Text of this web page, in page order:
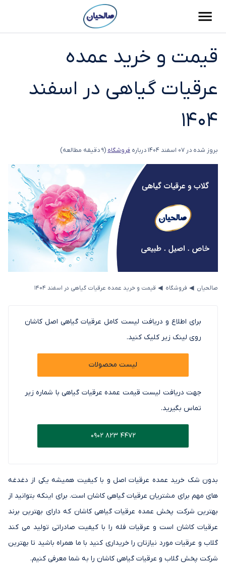
قیمت و خرید عمده
عرقیات گیاهی در اسفند
1404
بروز شده در 07 اسفند 1404 درباره فروشگاه (9 دقیقه مطالعه)
صالحیان ◂ فروشگاه ◂ قیمت و خرید عمده عرقیات گیاهی در اسفند 1404
برای اطلاع و دریافت لیست کامل عرقیات گیاهی اصل کاشان
روی لینک زیر کلیک کنید.
لیست محصولات
جهت دریافت لیست قیمت عمده عرقیات گیاهی با شماره زیر
تماس بگیرید.
0902 823 4472
بدون شک خرید عمده عرقیات اصل و با کیفیت همیشه یکی از دغدغه
های مهم برای مشتریان عرقیات گیاهی کاشان است. برای اینکه بتوانید از
بهترین شرکت پخش عمده عرقیات گیاهی کاشان که دارای بهترین برند
عرقیات کاشان است و عرقیات فله را با کیفیت صادراتی تولید می کند
گلاب و عرقیات مورد نیازتان را خریداری کنید با ما همراه باشید تا بهترین
شرکت پخش گلاب و عرقیات گیاهی کاشان را به شما معرفی کنیم.